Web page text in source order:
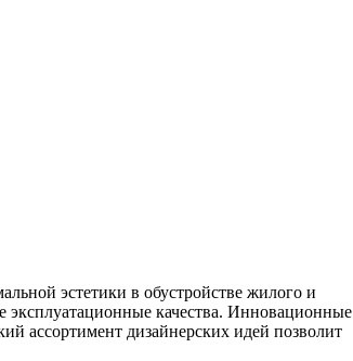
эстетики в обустройстве жилого и
качества. Инновационные
ассортимент дизайнерских идей позволит